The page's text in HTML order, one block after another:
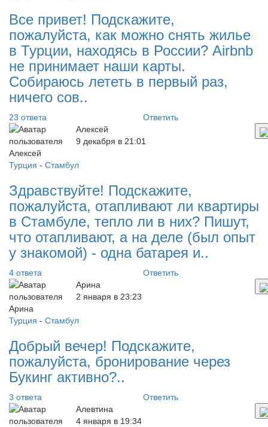
Все привет! Подскажите,
пожалуйста, как можно снять жилье
в Турции, находясь в России? Airbnb
не принимает наши карты.
Собираюсь лететь в первый раз,
ничего сов..
23 ответа
Ответить
Алексей
9 декабря в 21:01
Турция - Стамбул
Здравствуйте! Подскажите,
пожалуйста, отапливают ли квартиры
в Стамбуле, тепло ли в них? Пишут,
что отапливают, а на деле (был опыт
у знакомой) - одна батарея и..
4 ответа
Ответить
Арина
2 января в 23:23
Турция - Стамбул
Добрый вечер! Подскажите,
пожалуйста, бронирование через
Букинг активно?..
3 ответа
Ответить
Алевтина
4 января в 19:34